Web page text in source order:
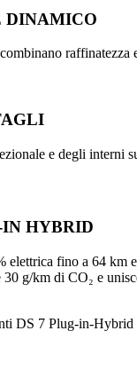
DINAMICO
raffinatezza
e degli interni
HYBRID
elettrica fino a 64 km
g/km di CO₂ e
DS 7 Plug-in-Hybrid